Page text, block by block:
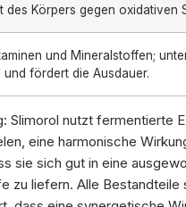
des Körpers gegen oxidativen
und Mineralstoffen;
und fördert die Ausdauer.
Slimorol nutzt fermentierte
eine harmonische
sie sich gut in eine
zu liefern. Alle Bestandteile